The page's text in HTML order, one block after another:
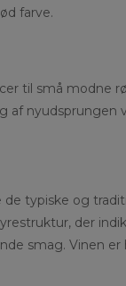
farve.
til små modne
af nyudsprungen
de typiske og
der
smag. Vinen